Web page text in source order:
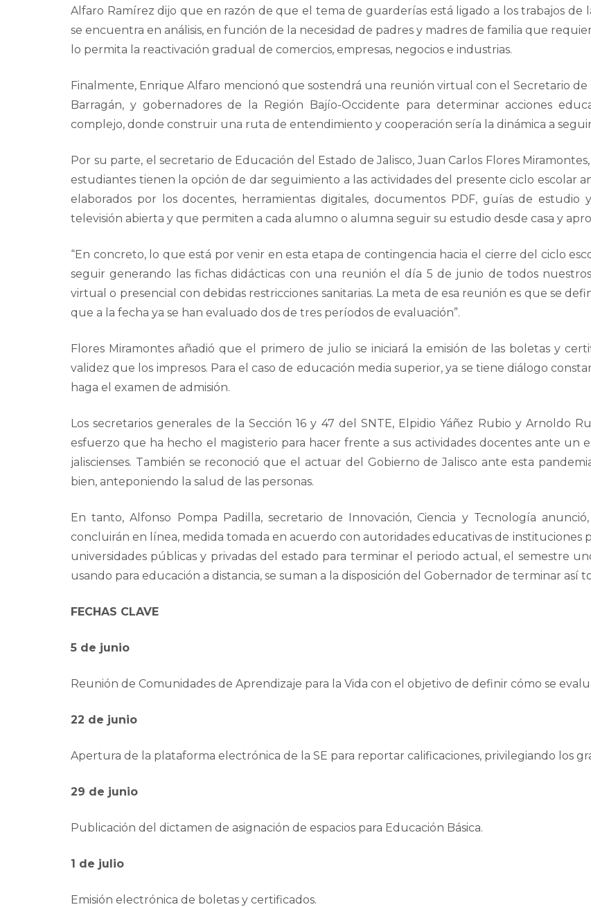
Alfaro Ramírez dijo que en razón de que el tema de guarderías está ligado a los trabajos de
se encuentra en análisis, en función de la necesidad de padres y madres de familia que
lo permita la reactivación gradual de comercios, empresas, negocios e industrias.
Finalmente, Enrique Alfaro mencionó que sostendrá una reunión virtual con el Secretario
Barragán, y gobernadores de la Región Bajío-Occidente para determinar acciones
complejo, donde construir una ruta de entendimiento y cooperación sería la dinámica a
Por su parte, el secretario de Educación del Estado de Jalisco, Juan Carlos Flores
estudiantes tienen la opción de dar seguimiento a las actividades del presente ciclo escolar
elaborados por los docentes, herramientas digitales, documentos PDF, guías de
televisión abierta y que permiten a cada alumno o alumna seguir su estudio desde casa y
“En concreto, lo que está por venir en esta etapa de contingencia hacia el cierre del ciclo
seguir generando las fichas didácticas con una reunión el día 5 de junio de todos
virtual o presencial con debidas restricciones sanitarias. La meta de esa reunión es que se
que a la fecha ya se han evaluado dos de tres períodos de evaluación”.
Flores Miramontes añadió que el primero de julio se iniciará la emisión de las boletas y
validez que los impresos. Para el caso de educación media superior, ya se tiene diálogo
haga el examen de admisión.
Los secretarios generales de la Sección 16 y 47 del SNTE, Elpidio Yáñez Rubio y Arnoldo
esfuerzo que ha hecho el magisterio para hacer frente a sus actividades docentes ante un
jaliscienses. También se reconoció que el actuar del Gobierno de Jalisco ante esta
bien, anteponiendo la salud de las personas.
En tanto, Alfonso Pompa Padilla, secretario de Innovación, Ciencia y Tecnología
concluirán en línea, medida tomada en acuerdo con autoridades educativas de instituciones
universidades públicas y privadas del estado para terminar el periodo actual, el semestre
usando para educación a distancia, se suman a la disposición del Gobernador de terminar así
FECHAS CLAVE
5 de junio
Reunión de Comunidades de Aprendizaje para la Vida con el objetivo de definir cómo se
22 de junio
Apertura de la plataforma electrónica de la SE para reportar calificaciones, privilegiando los
29 de junio
Publicación del dictamen de asignación de espacios para Educación Básica.
1 de julio
Emisión electrónica de boletas y certificados.